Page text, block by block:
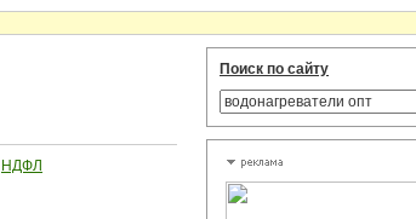
НДФЛ
Поиск по сайту